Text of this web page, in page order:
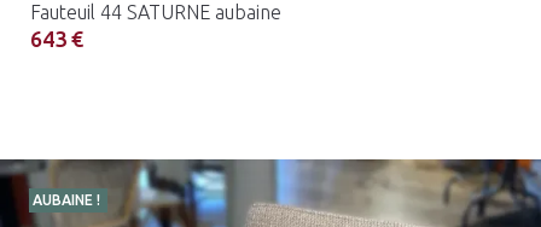
Fauteuil 44 SATURNE aubaine
643 €
AUBAINE !